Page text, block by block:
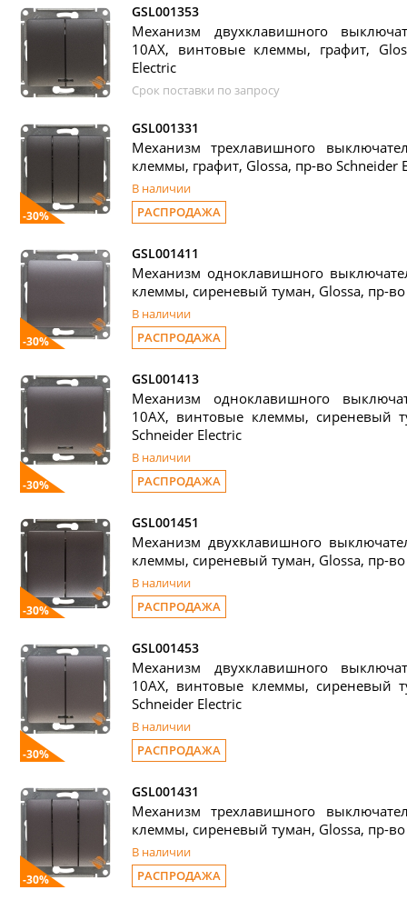
GSL001353
Механизм двухклавишного
10АХ, винтовые клеммы, графит,
Electric
Срок поставки по запросу
-30%
GSL001331
Механизм трехлавишного
клеммы, графит, Glossa, пр-во Schneider
В наличии
РАСПРОДАЖА
-30%
GSL001411
Механизм одноклавишного
клеммы, сиреневый туман, Glossa, пр-во
В наличии
РАСПРОДАЖА
-30%
GSL001413
Механизм одноклавишного
10АХ, винтовые клеммы, сиреневый
Schneider Electric
В наличии
РАСПРОДАЖА
-30%
GSL001451
Механизм двухклавишного
клеммы, сиреневый туман, Glossa, пр-во
В наличии
РАСПРОДАЖА
-30%
GSL001453
Механизм двухклавишного
10АХ, винтовые клеммы, сиреневый
Schneider Electric
В наличии
РАСПРОДАЖА
-30%
GSL001431
Механизм трехлавишного
клеммы, сиреневый туман, Glossa, пр-во
В наличии
РАСПРОДАЖА